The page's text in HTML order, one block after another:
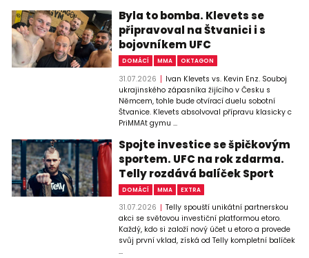
Byla to bomba. Klevets se
připravoval na Štvanici i s
bojovníkem UFC
DOMÁCÍ MMA OKTAGON
31.07.2026
Ivan Klevets vs. Kevin Enz. Souboj
ukrajinského zápasníka žijícího v Česku s
Němcem, tohle bude otvírací duelu sobotní
Štvanice. Klevets absolvoval přípravu klasicky c
PriMMAt gymu ...
Spojte investice se špičkovým
sportem. UFC na rok zdarma.
Telly rozdává balíček Sport
DOMÁCÍ MMA EXTRA
31.07.2026
Telly spouští unikátní partnerskou
akci se světovou investiční platformou etoro.
Každý, kdo si založí nový účet u etoro a provede
svůj první vklad, získá od Telly kompletní balíček
...